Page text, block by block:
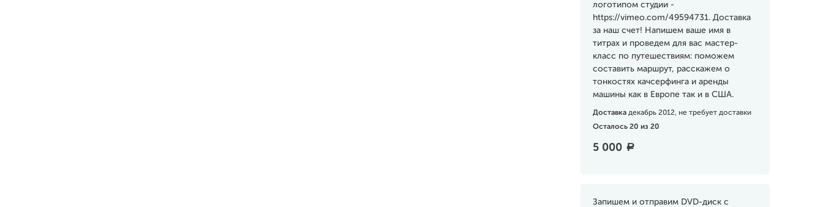
логотипом студии -
https://vimeo.com/49594731. Доставка
за наш счет! Напишем ваше имя в
титрах и проведем для вас мастер-
класс по путешествиям: поможем
составить маршрут, расскажем о
тонкостях качсерфинга и аренды
машины как в Европе так и в США.
Доставка декабрь 2012, не требует доставки
Осталось 20 из 20
5 000 a
Запишем и отправим DVD-диск с